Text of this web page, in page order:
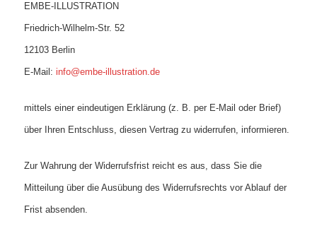
EMBE-ILLUSTRATION
Friedrich-Wilhelm-Str. 52
12103 Berlin
E‑Mail: info@embe-illustration.de
mittels einer eindeutigen Erklärung (z. B. per E‑Mail oder Brief)
über Ihren Entschluss, diesen Vertrag zu widerrufen, informieren.
Zur Wahrung der Widerrufsfrist reicht es aus, dass Sie die
Mitteilung über die Ausübung des Widerrufsrechts vor Ablauf der
Frist absenden.